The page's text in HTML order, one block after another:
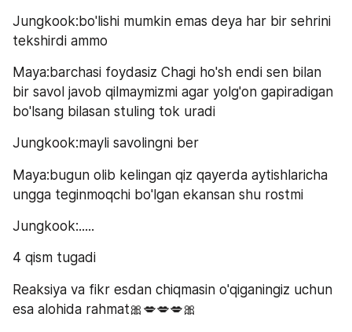
Jungkook:bo'lishi mumkin emas deya har bir sehrini
tekshirdi ammo
Maya:barchasi foydasiz Chagi ho'sh endi sen bilan
bir savol javob qilmaymizmi agar yolg'on gapiradigan
bo'lsang bilasan stuling tok uradi
Jungkook:mayli savolingni ber
Maya:bugun olib kelingan qiz qayerda aytishlaricha
ungga teginmoqchi bo'lgan ekansan shu rostmi
Jungkook:.....
4 qism tugadi
Reaksiya va fikr esdan chiqmasin o'qiganingiz uchun
esa alohida rahmat🎀💋💋💋🎀